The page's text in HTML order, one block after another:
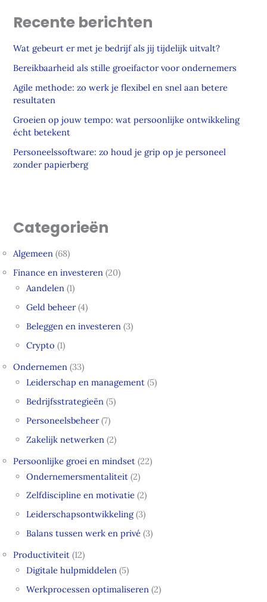
Recente berichten
Wat gebeurt er met je bedrijf als jij tijdelijk uitvalt?
Bereikbaarheid als stille groeifactor voor ondernemers
Agile methode: zo werk je flexibel en snel aan betere
resultaten
Groeien op jouw tempo: wat persoonlijke ontwikkeling
écht betekent
Personeelssoftware: zo houd je grip op je personeel
zonder papierberg
Categorieën
Algemeen (68)
Finance en investeren (20)
Aandelen (1)
Geld beheer(4)
Beleggen en investeren (3)
Crypto (1)
Ondernemen (33)
Leiderschap en management (5)
Bedrijfsstrategieën (5)
Personeelsbeheer(7)
Zakelijk netwerken (2)
Persoonlijke groei en mindset (22)
Ondernemersmentaliteit (2)
Zelfdiscipline en motivatie (2)
Leiderschapsontwikkeling(3)
Balans tussen werk en privé (3)
Productiviteit (12)
Digitale hulpmiddelen (5)
Werkprocessen optimaliseren (2)